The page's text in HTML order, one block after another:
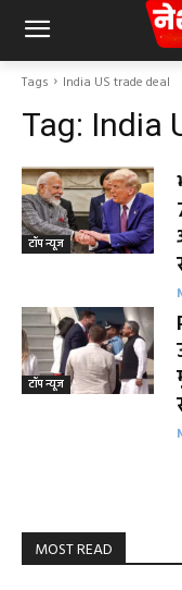
Tags India US trade deal
Tag: India
टॉप न्यूज
टॉप न्यूज
MOST READ